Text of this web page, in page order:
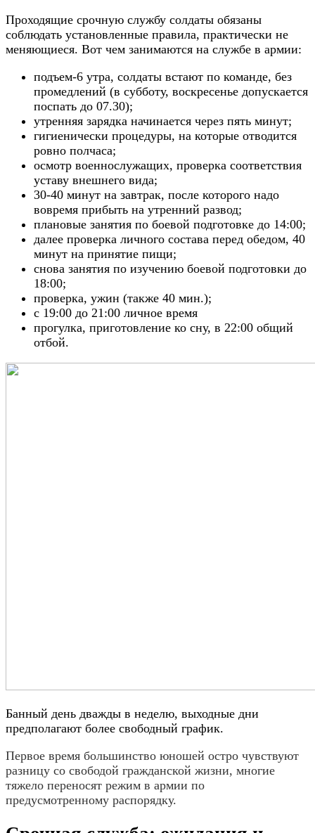
Проходящие срочную службу солдаты обязаны
соблюдать установленные правила, практически не
меняющиеся. Вот чем занимаются на службе в армии:
подъем-6 утра, солдаты встают по команде, без
промедлений (в субботу, воскресенье допускается
поспать до 07.30);
утренняя зарядка начинается через пять минут;
гигиенически процедуры, на которые отводится
ровно полчаса;
осмотр военнослужащих, проверка соответствия
уставу внешнего вида;
30-40 минут на завтрак, после которого надо
вовремя прибыть на утренний развод;
плановые занятия по боевой подготовке до 14:00;
далее проверка личного состава перед обедом, 40
минут на принятие пищи;
снова занятия по изучению боевой подготовки до
18:00;
проверка, ужин (также 40 мин.);
с 19:00 до 21:00 личное время
прогулка, приготовление ко сну, в 22:00 общий
отбой.
Банный день дважды в неделю, выходные дни
предполагают более свободный график.
Первое время большинство юношей остро чувствуют
разницу со свободой гражданской жизни, многие
тяжело переносят режим в армии по
предусмотренному распорядку.